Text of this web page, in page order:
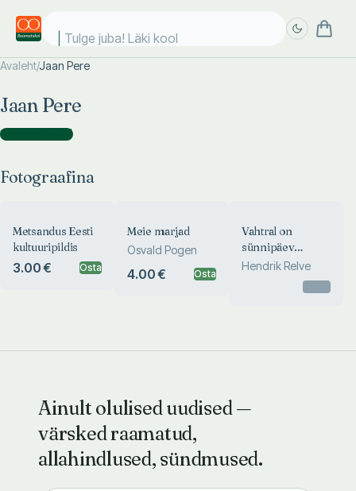
Tulge juba! Läki kooli
Avaleht/Jaan Pere
Jaan Pere
Fotograafina )
Fotograafina
Metsandus Eesti
kultuuripildis
3.00 € Osta
Meie marjad
Osvald Pogen
4.00 € Osta
Vahtral on
sünnipäev
sügisel
Hendrik Relve
Ainult olulised uudised —
värsked raamatud,
allahindlused, sündmused.